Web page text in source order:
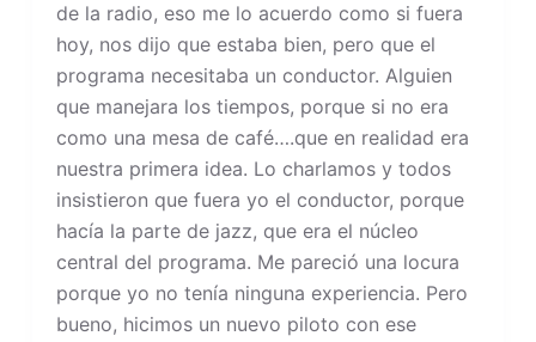
de la radio, eso me lo acuerdo como si fuera
hoy, nos dijo que estaba bien, pero que el
programa necesitaba un conductor. Alguien
que manejara los tiempos, porque si no era
como una mesa de café….que en realidad era
nuestra primera idea. Lo charlamos y todos
insistieron que fuera yo el conductor, porque
hacía la parte de jazz, que era el núcleo
central del programa. Me pareció una locura
porque yo no tenía ninguna experiencia. Pero
bueno, hicimos un nuevo piloto con ese